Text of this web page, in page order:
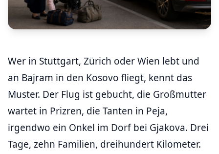
Wer in Stuttgart, Zürich oder Wien lebt und
an Bajram in den Kosovo fliegt, kennt das
Muster. Der Flug ist gebucht, die Großmutter
wartet in Prizren, die Tanten in Peja,
irgendwo ein Onkel im Dorf bei Gjakova. Drei
Tage, zehn Familien, dreihundert Kilometer.